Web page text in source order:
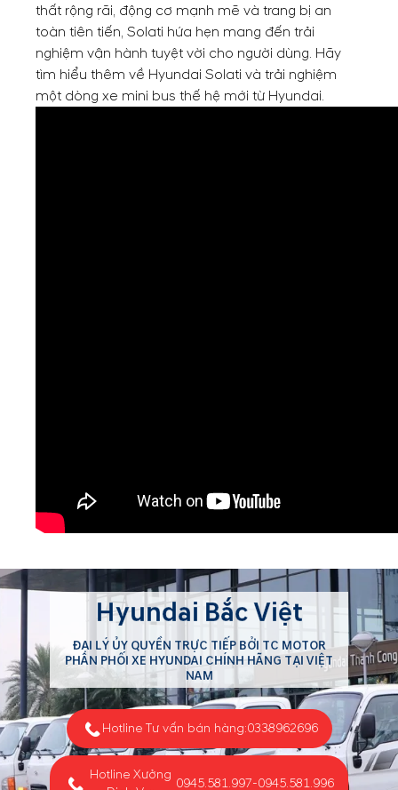
thất rộng rãi, động cơ mạnh mẽ và trang bị an
toàn tiên tiến, Solati hứa hẹn mang đến trải
nghiệm vận hành tuyệt vời cho người dùng. Hãy
tìm hiểu thêm về Hyundai Solati và trải nghiệm
một dòng xe mini bus thế hệ mới từ Hyundai.
Hyundai Bắc Việt
ĐẠI LÝ ỦY QUYỀN TRỰC TIẾP BỞI TC MOTOR
PHÂN PHỐI XE HYUNDAI CHÍNH HÃNG TẠI VIỆT
NAM
Hotline Tư vấn bán hàng:0338962696
Hotline Xưởng
0945.581.997-0945.581.996